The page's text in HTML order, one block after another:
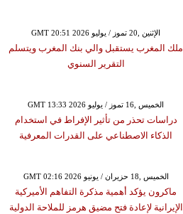
GMT 20:51 2026 الإثنين ,20 تموز / يوليو
ملك المغرب يستقبل والي بنك المغرب ويتسلم
التقرير السنوي
GMT 13:33 2026 الخميس ,16 تموز / يوليو
دراسات تحذر من تأثير الإفراط في استخدام
الذكاء الاصطناعي على القدرات المعرفية
GMT 02:16 2026 الخميس ,18 حزيران / يونيو
ماكرون يؤكد أهمية مذكرة التفاهم الأميركية
الإيرانية لإعادة فتح مضيق هرمز للملاحة الدولية